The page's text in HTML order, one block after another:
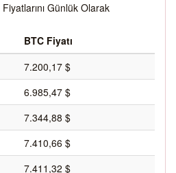
Fiyatlarını Günlük Olarak
BTC Fiyatı
7.200,17 $
6.985,47 $
7.344,88 $
7.410,66 $
7.411,32 $